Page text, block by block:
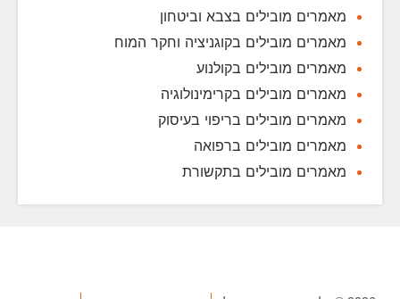
מאמרים מובילים בצבא וביטחון
מאמרים מובילים בקוגניציה וחקר המוח
מאמרים מובילים בקולנוע
מאמרים מובילים בקרימינולוגיה
מאמרים מובילים בריפוי בעיסוק
מאמרים מובילים ברפואה
מאמרים מובילים בתקשורת